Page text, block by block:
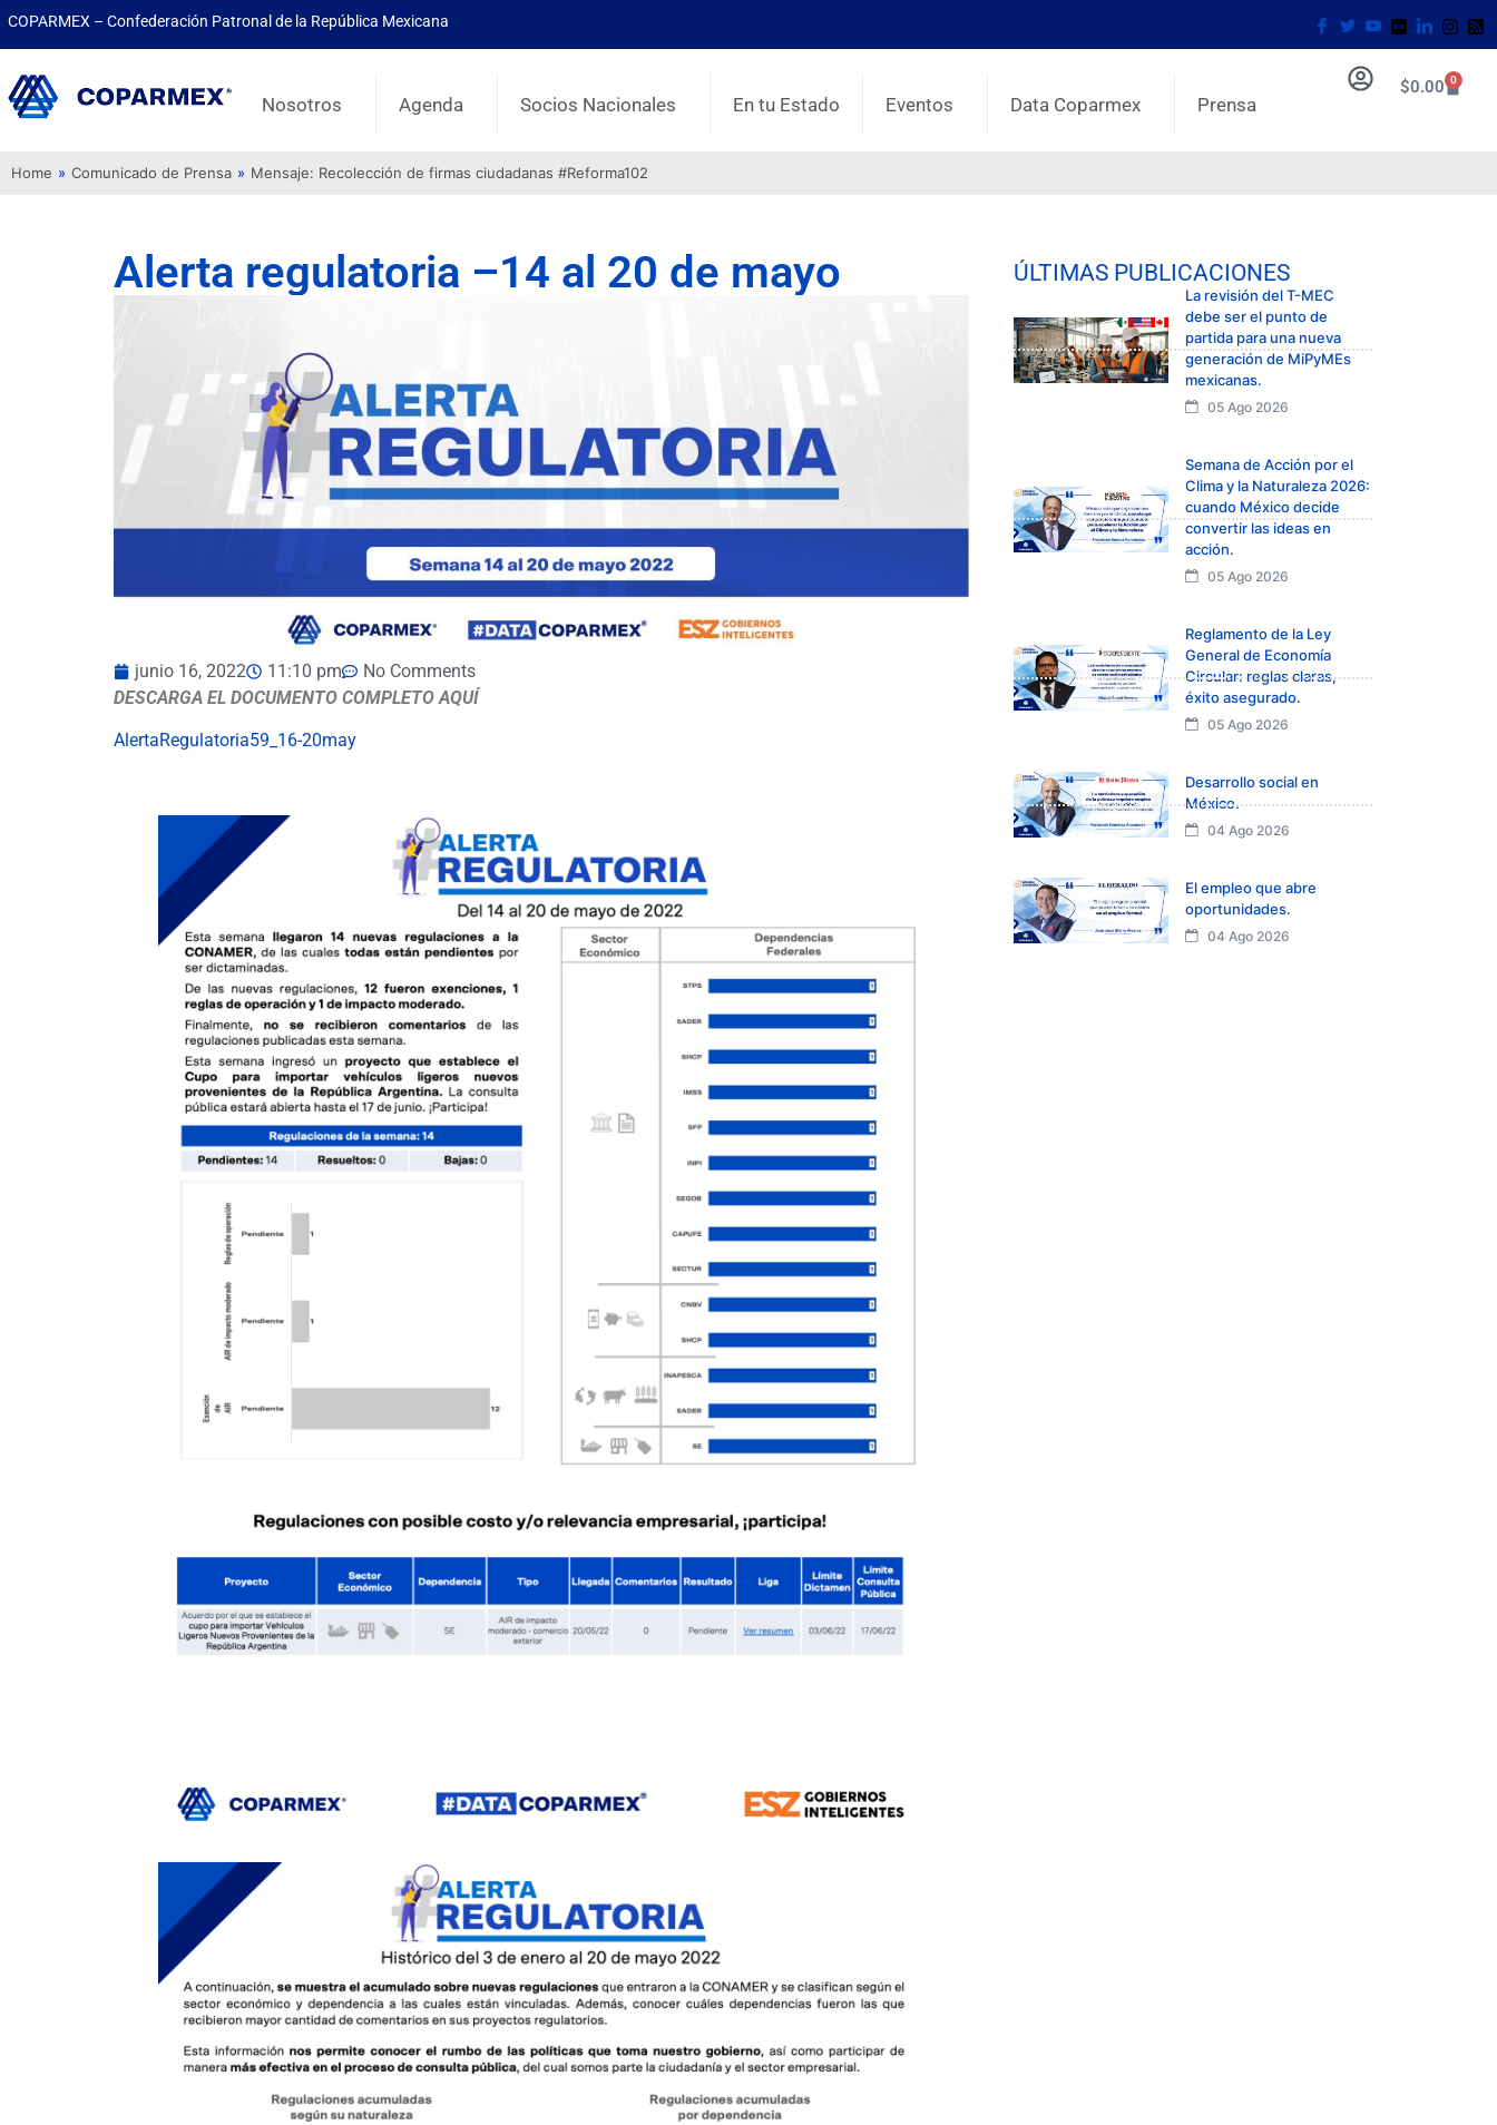
COPARMEX – Confederación Patronal de la República Mexicana
Nosotros Agenda Socios Nacionales En tu Estado Eventos Data Coparmex Prensa
$0.00 0
Home » Comunicado de Prensa » Mensaje: Recolección de firmas ciudadanas #Reforma102
Alerta regulatoria –14 al 20 de mayo
junio 16, 2022 11:10 pm
No Comments
DESCARGA EL DOCUMENTO COMPLETO AQUÍ
AlertaRegulatoria59_16-20may
ÚLTIMAS PUBLICACIONES
La revisión del T-MEC
debe ser el punto de
partida para una nueva
generación de MiPyMEs
mexicanas.
05 Ago 2026
Semana de Acción por el
Clima y la Naturaleza 2026:
cuando México decide
convertir las ideas en
acción.
05 Ago 2026
Reglamento de la Ley
General de Economía
Circular: reglas claras,
éxito asegurado.
05 Ago 2026
Desarrollo social en
México.
04 Ago 2026
El empleo que abre
oportunidades.
04 Ago 2026